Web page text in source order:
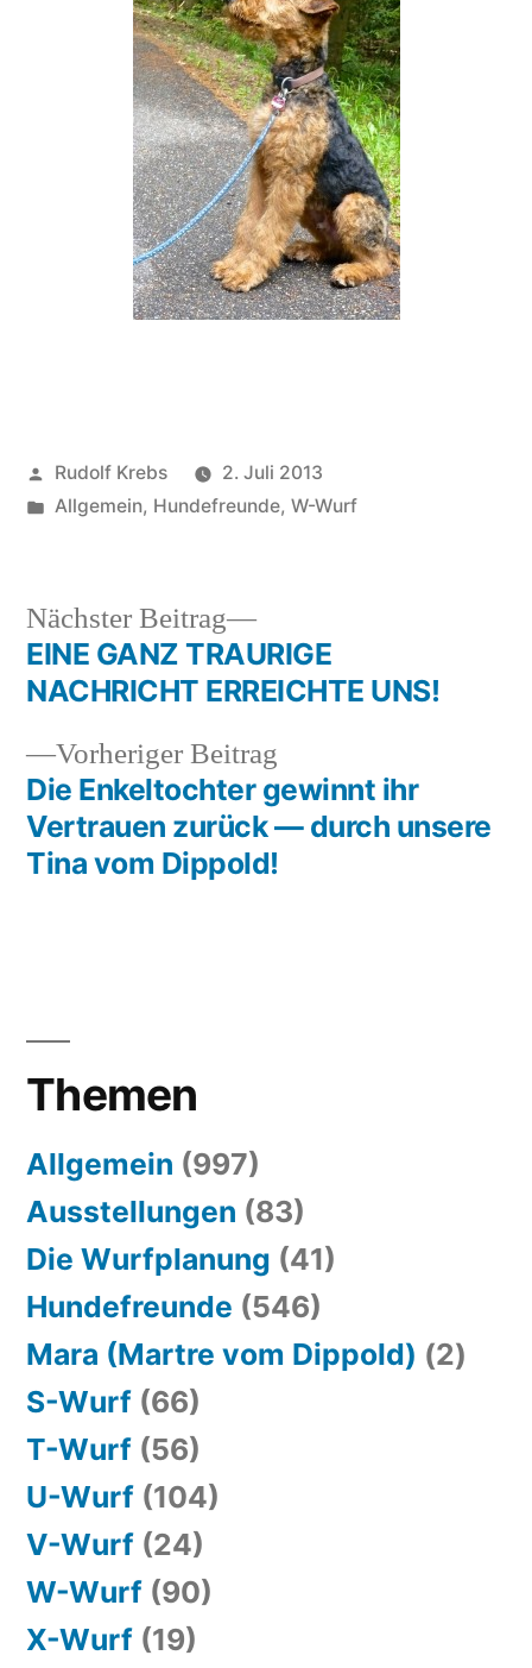
Veröffentlicht
von
Rudolf Krebs
2. Juli 2013
Veröffentlicht
Allgemein, Hundefreunde, W-Wurf
Beitragsnavigation
Vorheriger Beitrag
Beitrag:
Die Enkeltochter gewinnt ihr
Vertrauen zurück — durch unsere
Tina vom Dippold!
Nächster Beitrag
Nächster
Beitrag:
EINE GANZ TRAURIGE
NACHRICHT ERREICHTE UNS!
Themen
Allgemein (997)
Ausstellungen (83)
Die Wurfplanung (41)
Hundefreunde (546)
Mara (Martre vom Dippold) (2)
S-Wurf (66)
T-Wurf (56)
U-Wurf (104)
V-Wurf (24)
W-Wurf (90)
X-Wurf (19)